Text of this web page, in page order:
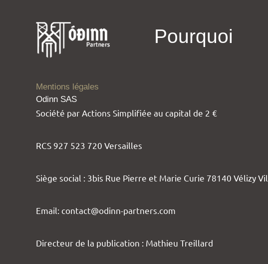
Pourquoi
Mentions légales
Odinn SAS
Société par Actions Simplifiée au capital de 2 €
RCS 927 523 720 Versailles
Siège social : 3bis Rue Pierre et Marie Curie 78140 Vélizy
Email: contact@odinn-partners.com
Directeur de la publication : Mathieu Treillard